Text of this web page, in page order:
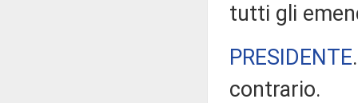
tutti gli
PRESIDENTE
contrario.